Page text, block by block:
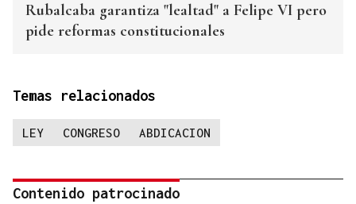
Rubalcaba garantiza "lealtad" a Felipe VI pero
pide reformas constitucionales
Temas relacionados
LEY CONGRESO ABDICACION
Contenido patrocinado